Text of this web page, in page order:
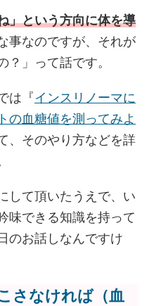
」という方向に体を導
事なのですが、それが
？」って話です。
は『インスリノーマに
の血糖値を測ってみよ
、そのやり方などを詳
して頂いたうえで、い
味できる知識を持って
のお話しなんですけ
さなければ（血